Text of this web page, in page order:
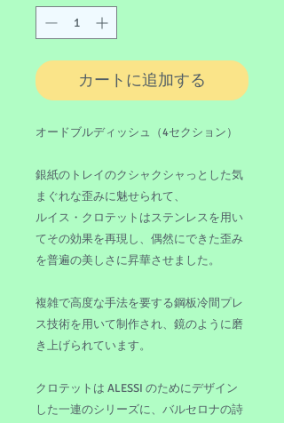
カートに追加する
オードブルディッシュ（4セクション）
銀紙のトレイのクシャクシャっとした気
まぐれな歪みに魅せられて、
ルイス・クロテットはステンレスを用い
てその効果を再現し、偶然にできた歪み
を普遍の美しさに昇華させました。
複雑で高度な手法を要する鋼板冷間プレ
ス技術を用いて制作され、鏡のように磨
き上げられています。
クロテットは ALESSI のためにデザイン
した一連のシリーズに、バルセロナの詩